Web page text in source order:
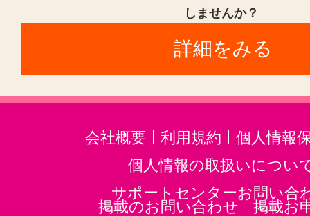
しませんか？
詳細をみる
会社概要 利用規約
個人情報
個人情報の取扱いについ
サポートセンターお問い合
掲載のお問い合わせ
掲載お